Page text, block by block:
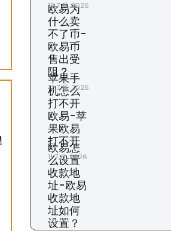
13 7 月, 2026
欧易为
什么卖
不了币-
欧易币
售出受
阻？
12 7 月, 2026
苹果手
机怎么
打不开
欧易-苹
果欧易
打不开
11 7 月, 2026
欧易怎
么设置
收款地
址-欧易
收款地
址如何
设置？